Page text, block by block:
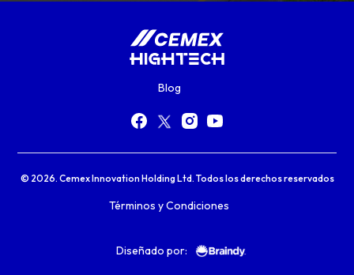
Blog
© 2026. Cemex Innovation Holding Ltd. Todos los derechos reservados
Términos y Condiciones
Diseñado por: